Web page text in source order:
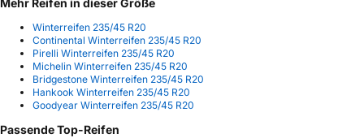
Mehr Reifen in dieser Größe
Winterreifen 235/45 R20
Continental Winterreifen 235/45 R20
Pirelli Winterreifen 235/45 R20
Michelin Winterreifen 235/45 R20
Bridgestone Winterreifen 235/45 R20
Hankook Winterreifen 235/45 R20
Goodyear Winterreifen 235/45 R20
Passende Top-Reifen